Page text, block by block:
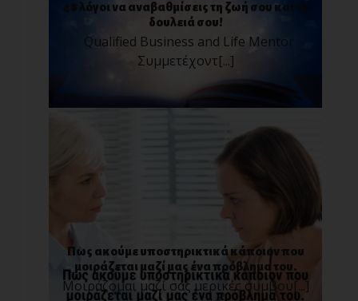
48 λόγοι να αναβαθμίσεις τη ζωή σου και τη
δουλειά σου!
Qualified Business and Life Mentor
Συμμετέχοντ[...]
Πως ακούμε υποστηρικτικά κάποιον που
μοιράζεται μαζί μας ένα πρόβλημα του.
Μοιράζομαι μαζί σας μερικές συμβου[...]